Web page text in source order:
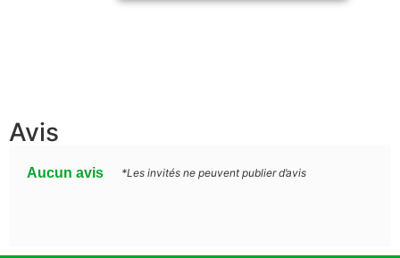
Avis
Aucun avis *Les invités ne peuvent publier d’avis